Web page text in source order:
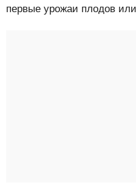
первые урожаи плодов